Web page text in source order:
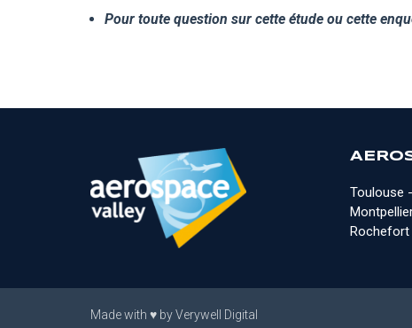
Pour toute question sur cette étude ou cette
Toulouse
Rochefort
Made with ♥ byVerywell Digital